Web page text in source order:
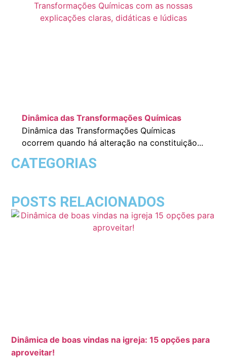
Dinâmica das Transformações Químicas
Dinâmica das Transformações Químicas
ocorrem quando há alteração na constituição...
CATEGORIAS
POSTS RELACIONADOS
Dinâmica de boas vindas na igreja: 15 opções para
aproveitar!